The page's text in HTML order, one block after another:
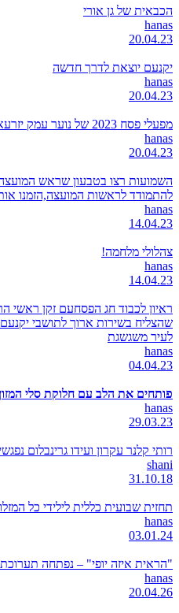
הכבאית של גן אורי
hanas
20.04.23
יקנעם יוצאת לדרך חדשה
hanas
20.04.23
מפעלי פסח 2023 של נוער עמק יזרעאל
hanas
20.04.23
השמועות רצו בטבעון שראש
להתמודד לראשות המועצה,הזמנו
hanas
14.04.23
צהלולי מלחמה!
hanas
14.04.23
ראיון לכבוד חג הפסחעם זקן ראשי
שהצליח בשירות ארוך לתושבי
לעיר משגשגת
hanas
04.04.23
פותחים את הלב עם חלוקת סלי
hanas
29.03.23
רותי קלנר עקרון ועידו גרינבלום
shani
31.10.18
תחזית שבועית כללית לילידי כל
hanas
03.01.24
"הראית איזה יופי" – נפתחה
hanas
20.04.26